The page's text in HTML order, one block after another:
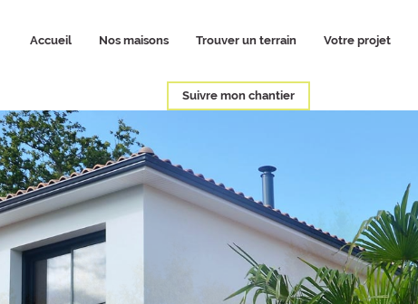
Accueil Nos maisons Trouver un terrain Votre projet
Suivre mon chantier